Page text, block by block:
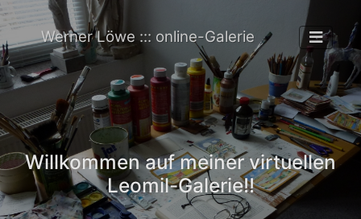
Werner Löwe ::: online-Galerie
Willkommen auf meiner virtuellen
Leomil-Galerie!!